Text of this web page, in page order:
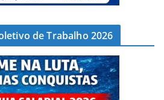
de Trabalho 2026